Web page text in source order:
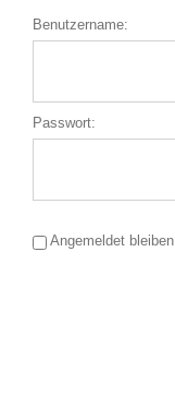
Benutzername:
Passwort:
Angemeldet bleiben